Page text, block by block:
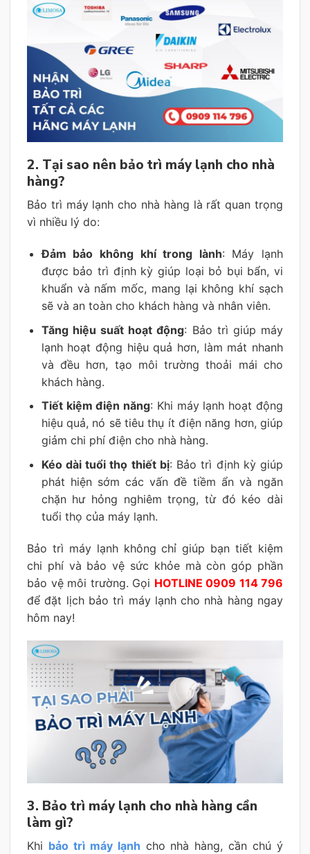
2. Tại sao nên bảo trì máy lạnh cho nhà
hàng?
Bảo trì máy lạnh cho nhà hàng là rất quan trọng
vì nhiều lý do:
Đảm bảo không khí trong lành: Máy lạnh
được bảo trì định kỳ giúp loại bỏ bụi bẩn, vi
khuẩn và nấm mốc, mang lại không khí sạch
sẽ và an toàn cho khách hàng và nhân viên.
Tăng hiệu suất hoạt động: Bảo trì giúp máy
lạnh hoạt động hiệu quả hơn, làm mát nhanh
và đều hơn, tạo môi trường thoải mái cho
khách hàng.
Tiết kiệm điện năng: Khi máy lạnh hoạt động
hiệu quả, nó sẽ tiêu thụ ít điện năng hơn, giúp
giảm chi phí điện cho nhà hàng.
Kéo dài tuổi thọ thiết bị: Bảo trì định kỳ giúp
phát hiện sớm các vấn đề tiềm ẩn và ngăn
chặn hư hỏng nghiêm trọng, từ đó kéo dài
tuổi thọ của máy lạnh.
Bảo trì máy lạnh không chỉ giúp bạn tiết kiệm
chi phí và bảo vệ sức khỏe mà còn góp phần
bảo vệ môi trường. Gọi HOTLINE 0909 114 796
để đặt lịch bảo trì máy lạnh cho nhà hàng ngay
hôm nay!
3. Bảo trì máy lạnh cho nhà hàng cần
làm gì?
Khi bảo trì máy lạnh cho nhà hàng, cần chú ý